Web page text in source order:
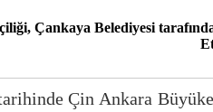
Çankaya Belediyesi
Çin Ankara